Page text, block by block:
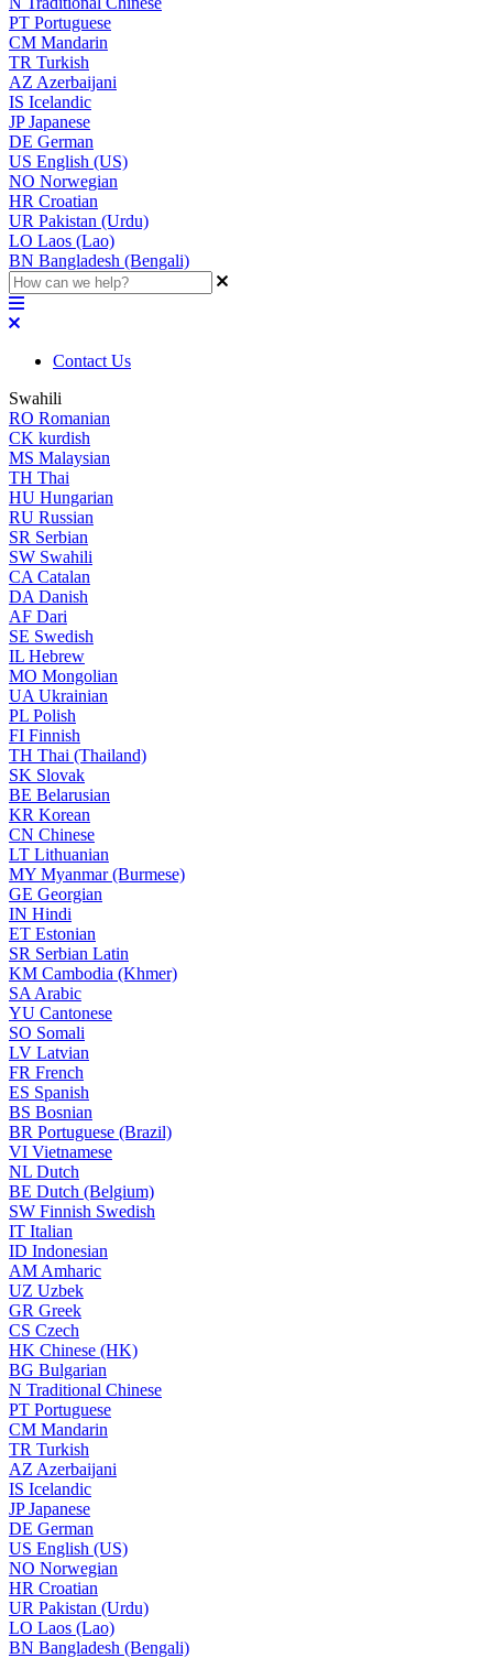
PT Portuguese
CM Mandarin
TR Turkish
AZ Azerbaijani
IS Icelandic
JPJapanese
DE German
US English (US)
NO Norwegian
HR Croatian
UR Pakistan (Urdu)
LO Laos (Lao)
BN Bangladesh (Bengali)
Contact Us
Swahili
RO Romanian
CK kurdish
MS Malaysian
TH Thai
HU Hungarian
RU Russian
SR Serbian
SW Swahili
CA Catalan
DA Danish
AF Dari
SE Swedish
IL Hebrew
MO Mongolian
UA Ukrainian
PL Polish
FI Finnish
TH Thai (Thailand)
SK Slovak
BE Belarusian
KR Korean
CN Chinese
LT Lithuanian
MY Myanmar (Burmese)
GE Georgian
IN Hindi
ET Estonian
SR Serbian Latin
KM Cambodia (Khmer)
SA Arabic
YU Cantonese
SO Somali
LV Latvian
FR French
ES Spanish
BS Bosnian
BR Portuguese (Brazil)
VI Vietnamese
NL Dutch
BE Dutch (Belgium)
SW Finnish Swedish
IT Italian
ID Indonesian
AM Amharic
UZ Uzbek
GR Greek
CS Czech
HK Chinese (HK)
BG Bulgarian
N Traditional Chinese
PT Portuguese
CM Mandarin
TR Turkish
AZ Azerbaijani
IS Icelandic
JPJapanese
DE German
US English (US)
NO Norwegian
HR Croatian
UR Pakistan (Urdu)
LO Laos (Lao)
BN Bangladesh (Bengali)